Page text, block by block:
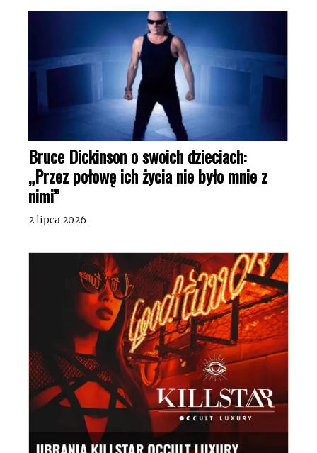
Bruce Dickinson o swoich dzieciach:
„Przez połowę ich życia nie było mnie z
nimi”
2 lipca 2026